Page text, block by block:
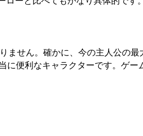
せん。確かに、今の主人公の
便利なキャラクターです。ゲ